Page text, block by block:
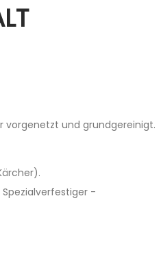
vorgenetzt und grund­gereinigt.
Spezialverfestiger